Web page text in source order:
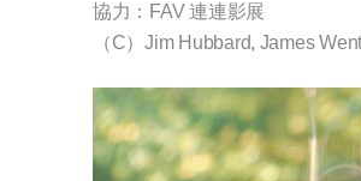
協力：FAV 連連影展
（C）Jim Hubbard, James